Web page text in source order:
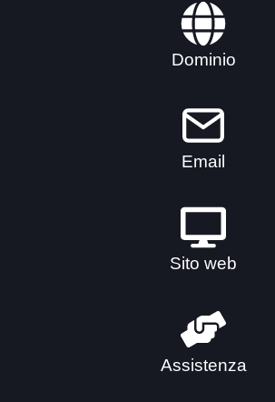
Dominio
Email
Sito web
Assistenza